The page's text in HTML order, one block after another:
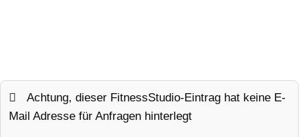
Achtung, dieser FitnessStudio-Eintrag hat keine E-
Mail Adresse für Anfragen hinterlegt